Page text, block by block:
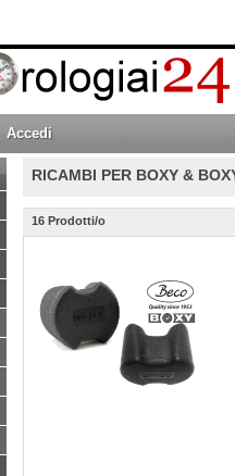
Accedi
RICAMBI PER BOXY &
16 Prodotti/o